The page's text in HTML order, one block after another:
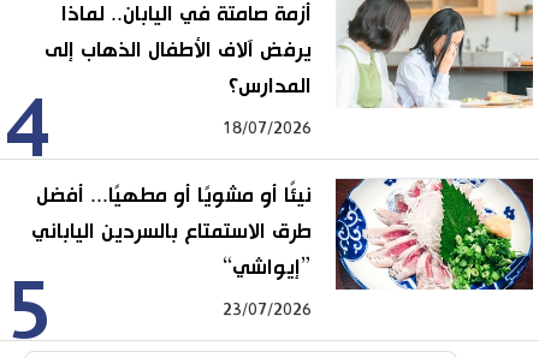
4
أزمة صامتة في اليابان.. لماذا
يرفض آلاف الأطفال الذهاب إلى
المدارس؟
18/07/2026
5
نيئًا أو مشويًا أو مطهيًا... أفضل
طرق الاستمتاع بالسردين الياباني
”إيواشي“
23/07/2026